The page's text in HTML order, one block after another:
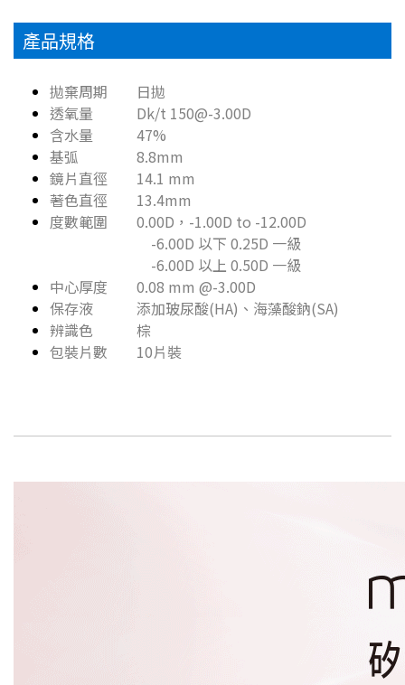
產品規格
拋棄周期 日拋
透氧量 Dk/t 150@-3.00D
含水量 47%
基弧 8.8mm
鏡片直徑 14.1 mm
著色直徑 13.4mm
度數範圍 0.00D，-1.00D to -12.00D
-6.00D 以下 0.25D 一級
-6.00D 以上 0.50D 一級
中心厚度 0.08 mm @-3.00D
保存液 添加玻尿酸(HA)、海藻酸鈉(SA)
辨識色 棕
包裝片數 10片裝